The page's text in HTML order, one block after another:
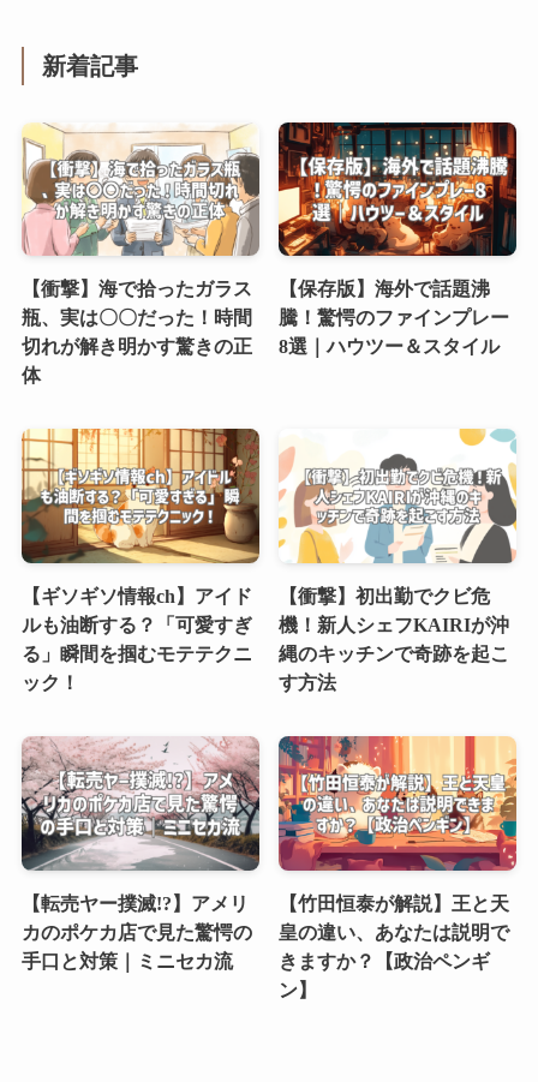
新着記事
【衝撃】海で拾ったガラス
瓶、実は〇〇だった！時間
切れが解き明かす驚きの正
体
【保存版】海外で話題沸
騰！驚愕のファインプレー
8選｜ハウツー＆スタイル
【ギソギソ情報ch】アイド
ルも油断する？「可愛すぎ
る」瞬間を掴むモテテクニ
ック！
【衝撃】初出勤でクビ危
機！新人シェフKAIRIが沖
縄のキッチンで奇跡を起こ
す方法
【転売ヤー撲滅!?】アメリ
カのポケカ店で見た驚愕の
手口と対策｜ミニセカ流
【竹田恒泰が解説】王と天
皇の違い、あなたは説明で
きますか？【政治ペンギ
ン】